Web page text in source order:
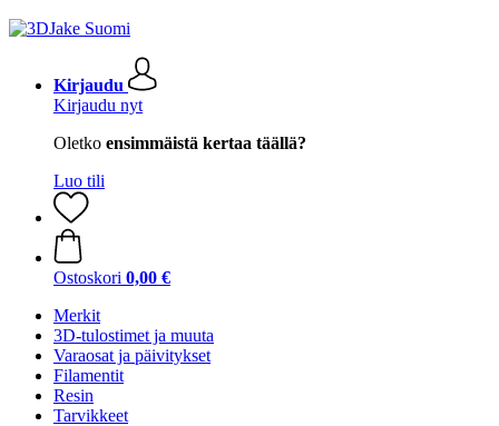
Kirjaudu
Kirjaudu nyt
Oletko ensimmäistä kertaa täällä?
Luo tili
Ostoskori 0,00 €
Merkit
3D-tulostimet ja muuta
Varaosat ja päivitykset
Filamentit
Resin
Tarvikkeet